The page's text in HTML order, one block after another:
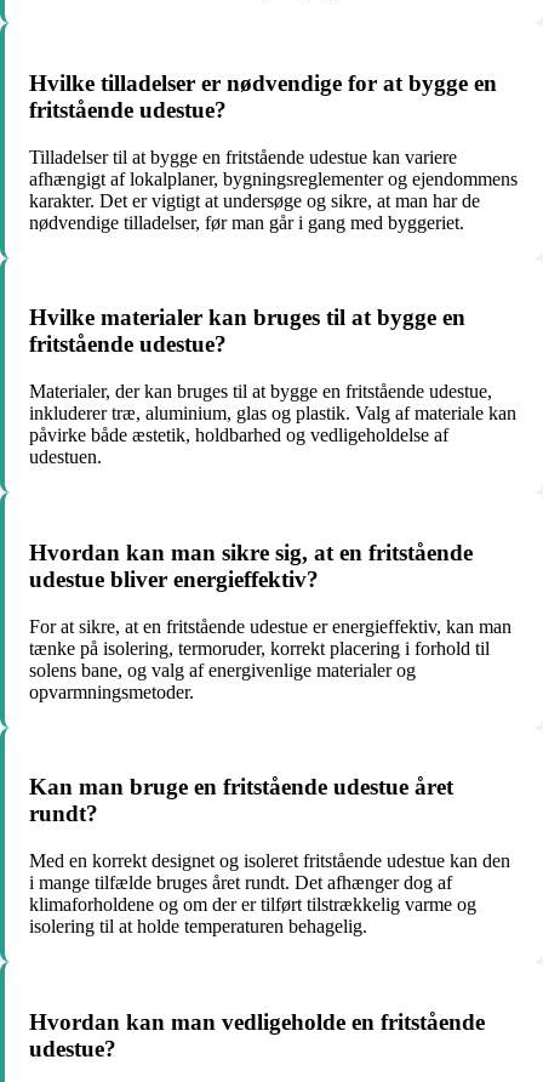
Hvilke tilladelser er nødvendige for at bygge en
fritstående udestue?
Tilladelser til at bygge en fritstående udestue kan variere
afhængigt af lokalplaner, bygningsreglementer og ejendommens
karakter. Det er vigtigt at undersøge og sikre, at man har de
nødvendige tilladelser, før man går i gang med byggeriet.
Hvilke materialer kan bruges til at bygge en
fritstående udestue?
Materialer, der kan bruges til at bygge en fritstående udestue,
inkluderer træ, aluminium, glas og plastik. Valg af materiale kan
påvirke både æstetik, holdbarhed og vedligeholdelse af
udestuen.
Hvordan kan man sikre sig, at en fritstående
udestue bliver energieffektiv?
For at sikre, at en fritstående udestue er energieffektiv, kan man
tænke på isolering, termoruder, korrekt placering i forhold til
solens bane, og valg af energivenlige materialer og
opvarmningsmetoder.
Kan man bruge en fritstående udestue året
rundt?
Med en korrekt designet og isoleret fritstående udestue kan den
i mange tilfælde bruges året rundt. Det afhænger dog af
klimaforholdene og om der er tilført tilstrækkelig varme og
isolering til at holde temperaturen behagelig.
Hvordan kan man vedligeholde en fritstående
udestue?